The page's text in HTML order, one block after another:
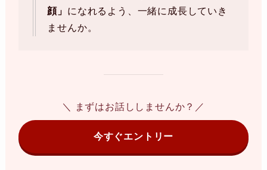
顔」 になれるよう、一緒に成長していき
ませんか。
＼ まずはお話ししませんか？／
今すぐエントリー